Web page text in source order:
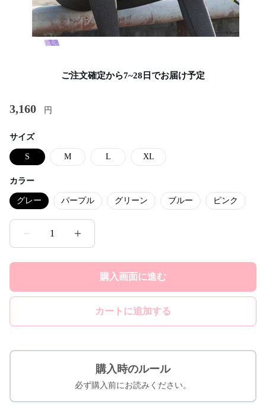
ご注文確定から7~28日でお届け予定
3,160 円
サイズ
S M L XL
カラー
グレー パープル グリーン ブルー ピンク
1
購入画面に進む
カートに追加する
購入時のルール
必ず購入前にお読みください。